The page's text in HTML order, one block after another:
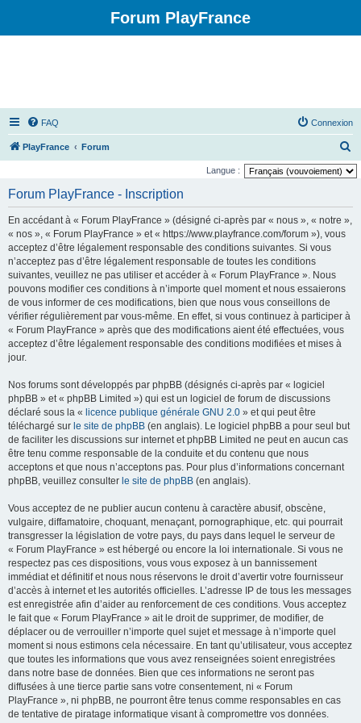
Forum PlayFrance
FAQ Connexion
PlayFrance Forum
e
Langue :
Forum PlayFrance - Inscription
En accédant à « Forum PlayFrance » (désigné ci-après par « nous », « notre »,
« nos », « Forum PlayFrance » et « https://www.playfrance.com/forum »), vous
acceptez d’être légalement responsable des conditions suivantes. Si vous
n’acceptez pas d’être légalement responsable de toutes les conditions
suivantes, veuillez ne pas utiliser et accéder à « Forum PlayFrance ». Nous
pouvons modifier ces conditions à n’importe quel moment et nous essaierons
de vous informer de ces modifications, bien que nous vous conseillons de
vérifier régulièrement par vous-même. En effet, si vous continuez à participer à
« Forum PlayFrance » après que des modifications aient été effectuées, vous
acceptez d’être légalement responsable des conditions modifiées et mises à
jour.
Nos forums sont développés par phpBB (désignés ci-après par « logiciel
phpBB » et « phpBB Limited ») qui est un logiciel de forum de discussions
déclaré sous la « licence publique générale GNU 2.0 » et qui peut être
téléchargé sur le site de phpBB (en anglais). Le logiciel phpBB a pour seul but
de faciliter les discussions sur internet et phpBB Limited ne peut en aucun cas
être tenu comme responsable de la conduite et du contenu que nous
acceptons et que nous n’acceptons pas. Pour plus d’informations concernant
phpBB, veuillez consulter le site de phpBB (en anglais).
Vous acceptez de ne publier aucun contenu à caractère abusif, obscène,
vulgaire, diffamatoire, choquant, menaçant, pornographique, etc. qui pourrait
transgresser la législation de votre pays, du pays dans lequel le serveur de
« Forum PlayFrance » est hébergé ou encore la loi internationale. Si vous ne
respectez pas ces dispositions, vous vous exposez à un bannissement
immédiat et définitif et nous nous réservons le droit d’avertir votre fournisseur
d’accès à internet et les autorités officielles. L’adresse IP de tous les messages
est enregistrée afin d’aider au renforcement de ces conditions. Vous acceptez
le fait que « Forum PlayFrance » ait le droit de supprimer, de modifier, de
déplacer ou de verrouiller n’importe quel sujet et message à n’importe quel
moment si nous estimons cela nécessaire. En tant qu’utilisateur, vous acceptez
que toutes les informations que vous avez renseignées soient enregistrées
dans notre base de données. Bien que ces informations ne seront pas
diffusées à une tierce partie sans votre consentement, ni « Forum
PlayFrance », ni phpBB, ne pourront être tenus comme responsables en cas
de tentative de piratage informatique visant à compromettre vos données.